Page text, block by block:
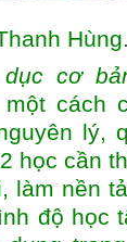
Hùng.
cơ
cách
lý,
học cần
làm nền
độ học